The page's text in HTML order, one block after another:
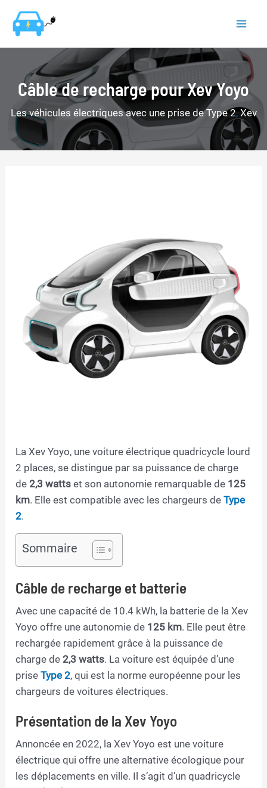
contenu
Câble de recharge pour Xev Yoyo
Les véhicules électriques avec une prise de Type 2,Xev
La Xev Yoyo, une voiture électrique quadricycle lourd
2 places, se distingue par sa puissance de charge
de2,3 watts et son autonomie remarquable de 125
km. Elle est compatible avec les chargeurs deType
2.
Sommaire
Câble de recharge et batterie
Avec une capacité de 10.4 kWh, la batterie de la Xev
Yoyo offre une autonomie de 125 km. Elle peut être
rechargée rapidement grâce à la puissance de
charge de2,3 watts. La voiture est équipée d’une
priseType 2, qui est la norme européenne pour les
chargeurs de voitures électriques.
Présentation de la Xev Yoyo
Annoncée en 2022, la Xev Yoyo est une voiture
électrique qui offre une alternative écologique pour
les déplacements en ville. Il s’agit d’un quadricycle